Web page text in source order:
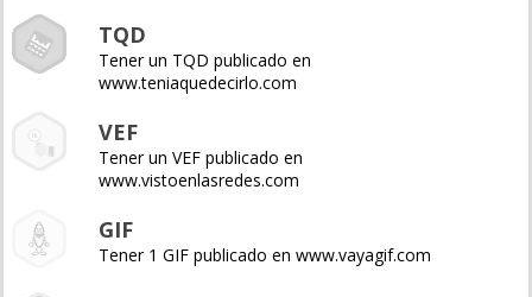
TQD
Tener un TQD publicado en
www.teniaquedecirlo.com
VEF
Tener un VEF publicado en
www.vistoenlasredes.com
GIF
Tener 1 GIF publicado en www.vayagif.com